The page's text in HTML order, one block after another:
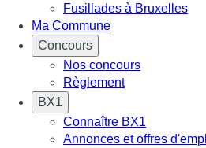
Fusillades à Bruxelles
Ma Commune
Concours
Nos concours
Règlement
BX1
Connaître BX1
Annonces et offres